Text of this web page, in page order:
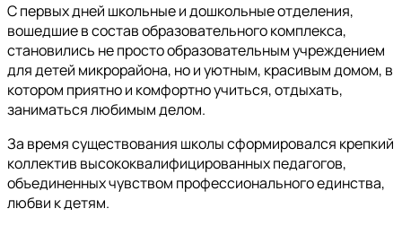
С первых дней школьные и дошкольные отделения,
вошедшие в состав образовательного комплекса,
становились не просто образовательным учреждением
для детей микрорайона, но и уютным, красивым домом, в
котором приятно и комфортно учиться, отдыхать,
заниматься любимым делом.
За время существования школы сформировался крепкий
коллектив высококвалифицированных педагогов,
объединенных чувством профессионального единства,
любви к детям.